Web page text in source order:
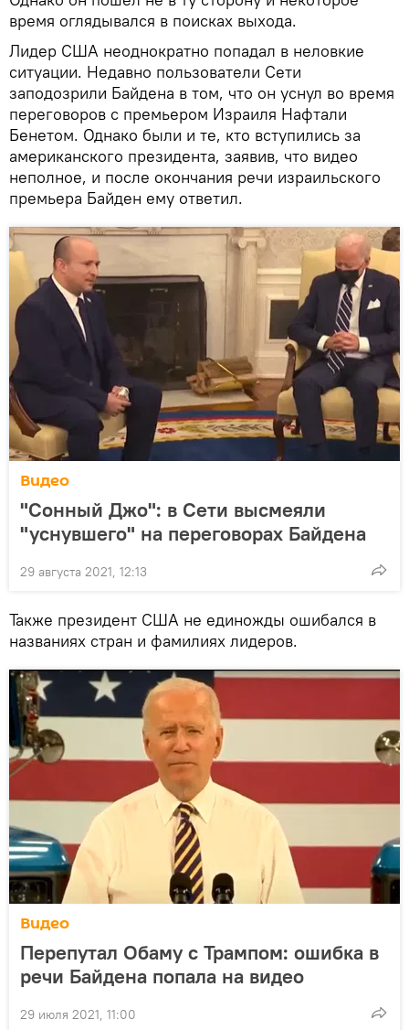
время оглядывался в поисках выхода.
Лидер США неоднократно попадал в неловкие
ситуации. Недавно пользователи Сети
заподозрили Байдена в том, что он уснул во время
переговоров с премьером Израиля Нафтали
Бенетом. Однако были и те, кто вступились за
американского президента, заявив, что видео
неполное, и после окончания речи израильского
премьера Байден ему ответил.
Видео
"Сонный Джо": в Сети высмеяли
"уснувшего" на переговорах Байдена
29 августа 2021, 12:13
Также президент США не единожды ошибался в
названиях стран и фамилиях лидеров.
Видео
Перепутал Обаму с Трампом: ошибка в
речи Байдена попала на видео
29 июля 2021, 11:00